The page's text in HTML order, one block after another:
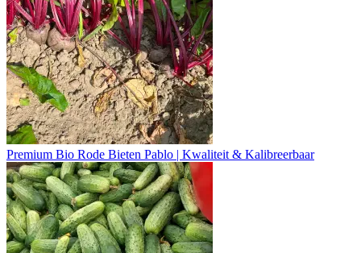
Premium Bio Rode Bieten Pablo | Kwaliteit & Kalibreerbaar